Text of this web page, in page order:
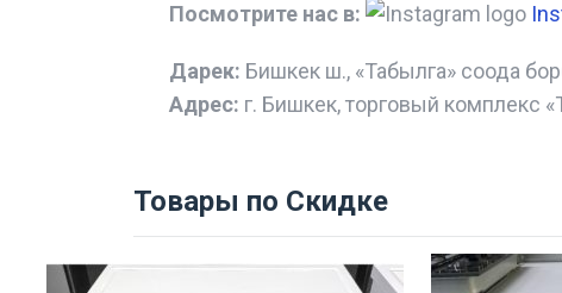
Посмотрите нас в:
Дарек: Бишкек ш., «Табылга» соода
Адрес: г. Бишкек, торговый комплекс
Товары по Скидке